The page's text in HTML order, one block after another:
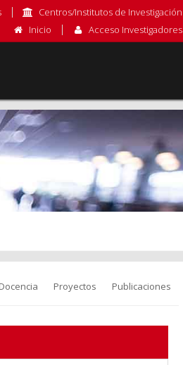
Centros/Institutos de Investigación
Inicio
Acceso Investigadores
Docencia Proyectos Publicaciones